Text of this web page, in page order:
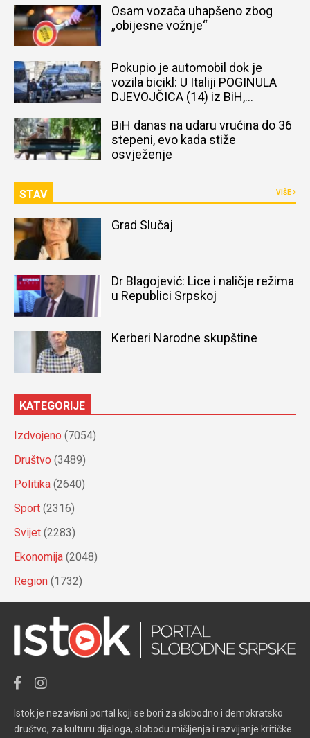
Osam vozača uhapšeno zbog
„obijesne vožnje“
Pokupio je automobil dok je
vozila bicikl: U Italiji POGINULA
DJEVOJČICA (14) iz BiH,
BiH danas na udaru vrućina do 36
stepeni, evo kada stiže
osvježenje
STAV VIŠE
Grad Slučaj
Dr Blagojević: Lice i naličje režima
u Republici Srpskoj
Kerberi Narodne skupštine
KATEGORIJE
Izdvojeno (7054)
Društvo (3489)
Politika (2640)
Sport (2316)
Svijet (2283)
Ekonomija (2048)
Region (1732)
Istok je nezavisni portal koji se bori za slobodno i demokratsko
društvo, za kulturu dijaloga, slobodu mišljenja i razvijanje kritičke